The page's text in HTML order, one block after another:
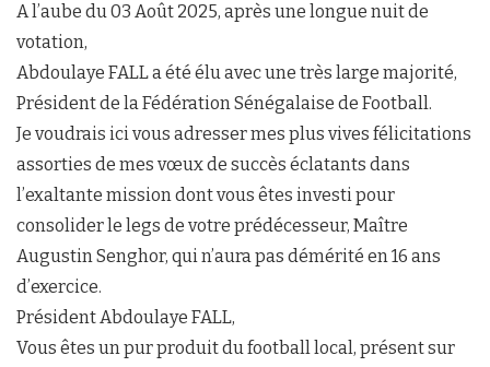
A l’aube du 03 Août 2025, après une longue nuit de
votation,
Abdoulaye FALL a été élu avec une très large majorité,
Président de la Fédération Sénégalaise de Football.
Je voudrais ici vous adresser mes plus vives félicitations
assorties de mes vœux de succès éclatants dans
l’exaltante mission dont vous êtes investi pour
consolider le legs de votre prédécesseur, Maître
Augustin Senghor, qui n’aura pas démérité en 16 ans
d’exercice.
Président Abdoulaye FALL,
Vous êtes un pur produit du football local, présent sur